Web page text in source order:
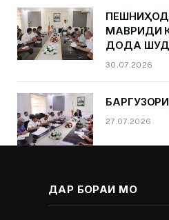
МАВРИДИ
ДОДА
30.07.2026
27.07.2026
ДАР БОРАИ МО